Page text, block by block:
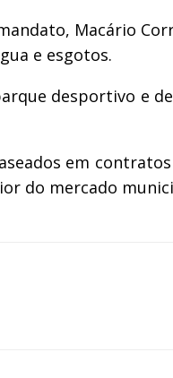
Macário
e esgotos.
desportivo e
em
do mercado